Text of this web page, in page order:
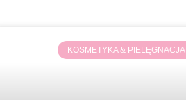
KOSMETYKA & PIELĘGNACJA